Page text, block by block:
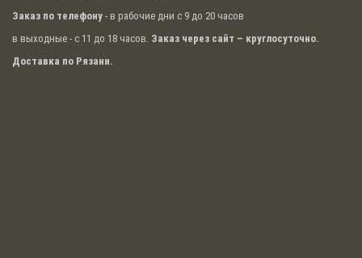
Заказ по телефону - в рабочие дни с 9 до 20 часов
в выходные - с 11 до 18 часов. Заказ через сайт – круглосуточно.
Доставка по Рязани.